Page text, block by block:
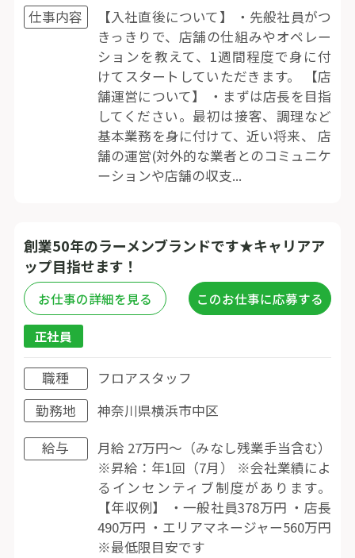
仕事内容
【入社直後について】 ・先般社員がつ
きっきりで、店舗の仕組みやオペレー
ションを教えて、1週間程度で身に付
けてスタートしていただきます。 【店
舗運営について】 ・まずは店長を目指
してください。最初は接客、調理など
基本業務を身に付けて、近い将来、 店
舗の運営(対外的な業者とのコミュニケ
ーションや店舗の収支...
創業50年のラーメンブランドです★キャリアア
ップ目指せます！
お仕事の詳細を見る このお仕事に応募する
正社員
職種
フロアスタッフ
勤務地
神奈川県横浜市中区
給与
月給 27万円〜（みなし残業手当含む）
※昇給：年1回（7月） ※会社業績によ
るインセンティブ制度があります。
【年収例】 ・一般社員378万円 ・店長
490万円 ・エリアマネージャー560万円
※最低限目安です